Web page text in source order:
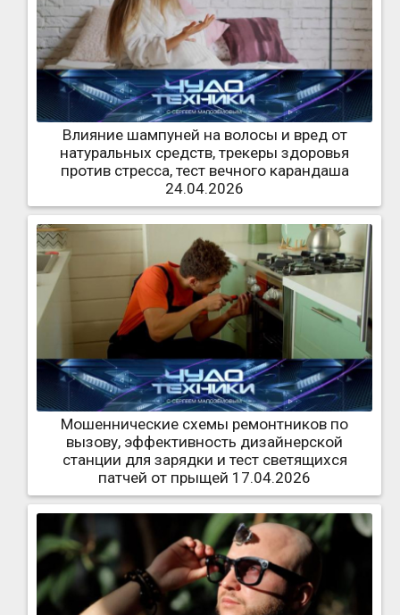
Влияние шампуней на волосы и вред от
натуральных средств, трекеры здоровья
против стресса, тест вечного карандаша
24.04.2026
Мошеннические схемы ремонтников по
вызову, эффективность дизайнерской
станции для зарядки и тест светящихся
патчей от прыщей 17.04.2026